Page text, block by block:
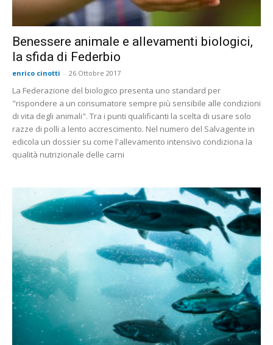
Benessere animale e allevamenti biologici,
la sfida di Federbio
enrico cinotti - 26 Ottobre 2017
La Federazione del biologico presenta uno standard per
"rispondere a un consumatore sempre più sensibile alle condizioni
di vita degli animali". Tra i punti qualificanti la scelta di usare solo
razze di polli a lento accrescimento. Nel numero del Salvagente in
edicola un dossier su come l'allevamento intensivo condiziona la
qualità nutrizionale delle carni